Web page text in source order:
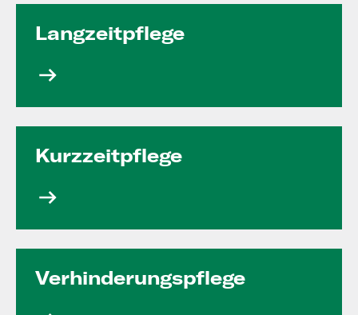
Langzeit­pflege
Kurzzeit­pflege
Verhinde­rungs­pflege